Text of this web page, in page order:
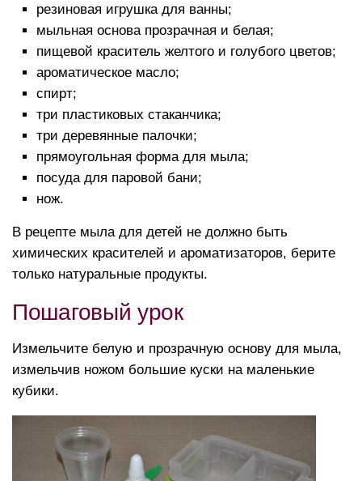
резиновая игрушка для ванны;
мыльная основа прозрачная и белая;
пищевой краситель желтого и голубого цветов;
ароматическое масло;
спирт;
три пластиковых стаканчика;
три деревянные палочки;
прямоугольная форма для мыла;
посуда для паровой бани;
нож.
В рецепте мыла для детей не должно быть
химических красителей и ароматизаторов, берите
только натуральные продукты.
Пошаговый урок
Измельчите белую и прозрачную основу для мыла,
измельчив ножом большие куски на маленькие
кубики.